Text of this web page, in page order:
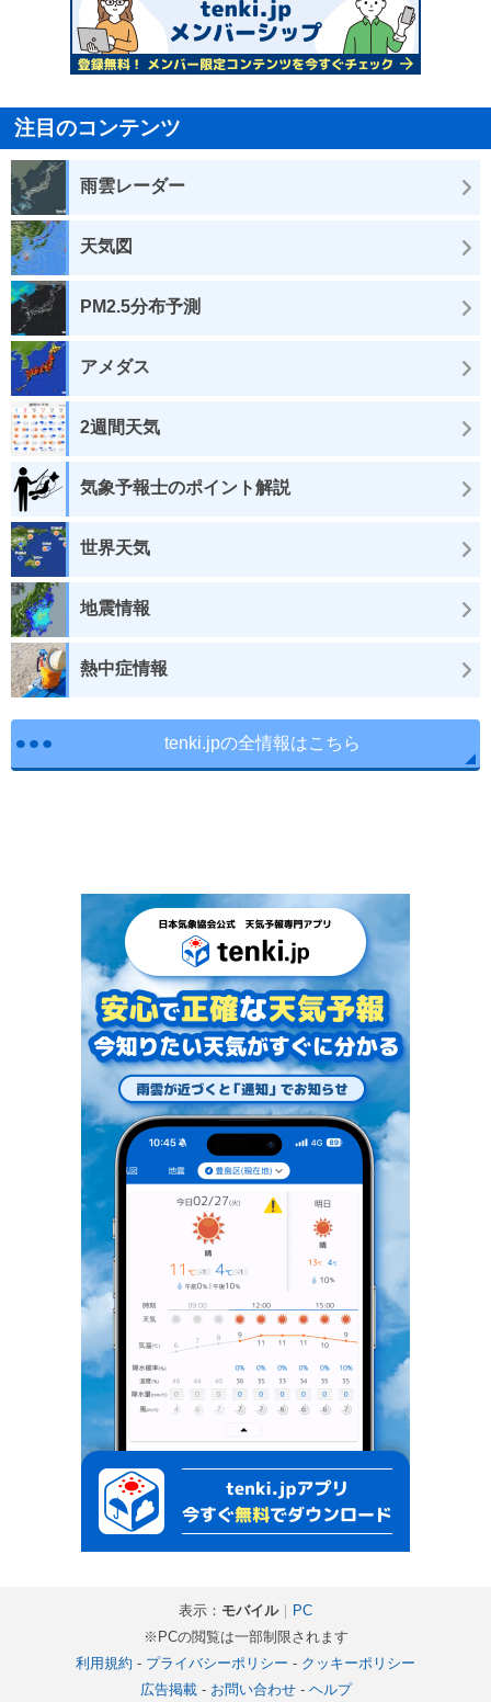
注目のコンテンツ
雨雲レーダー
天気図
PM2.5分布予測
アメダス
2週間天気
気象予報士のポイント解説
世界天気
地震情報
熱中症情報
tenki.jpの全情報はこちら
表示： モバイル｜ PC
※PCの閲覧は一部制限されます
利用規約 - プライバシーポリシー - クッキーポリシー
広告掲載- お問い合わせ- ヘルプ